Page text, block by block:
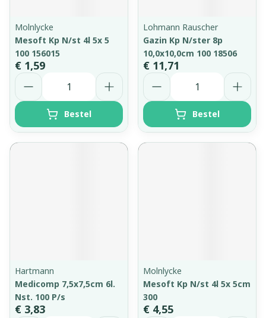
Molnlycke
Mesoft Kp N/st 4l 5x 5
100 156015
€ 1,59
Aantal
Bestel
Lohmann Rauscher
Gazin Kp N/ster 8p
10,0x10,0cm 100 18506
€ 11,71
Aantal
Bestel
Hartmann
Medicomp 7,5x7,5cm 6l.
Nst. 100 P/s
€ 3,83
Molnlycke
Mesoft Kp N/st 4l 5x 5cm
300
€ 4,55